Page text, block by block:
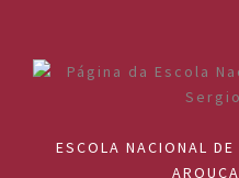
ESCOLA NACIONAL